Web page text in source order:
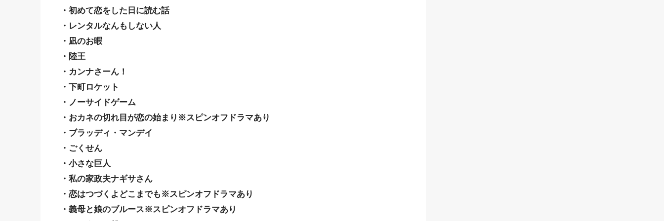
・初めて恋をした日に読む話
・レンタルなんもしない人
・凪のお暇
・陸王
・カンナさーん！
・下町ロケット
・ノーサイドゲーム
・おカネの切れ目が恋の始まり※スピンオフドラマあり
・ブラッディ・マンデイ
・ごくせん
・小さな巨人
・私の家政夫ナギサさん
・恋はつづくよどこまでも※スピンオフドラマあり
・義母と娘のブルース※スピンオフドラマあり